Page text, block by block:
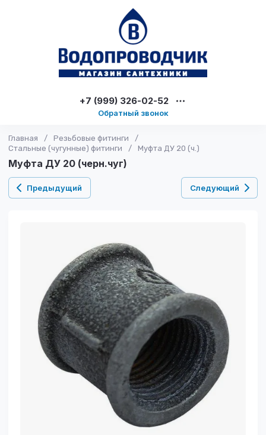
+7 (999) 326-02-52
Обратный звонок
Главная / Резьбовые фитинги
/
Стальные (чугунные) фитинги
/ Муфта ДУ 20 (ч.)
Муфта ДУ 20 (черн.чуг)
Предыдущий Следующий